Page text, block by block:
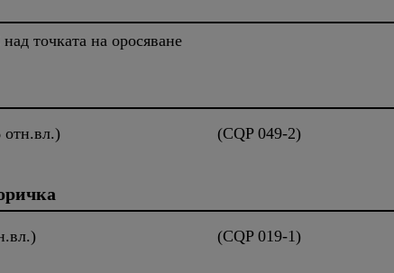
точката на оросяване
отн.вл.) (CQP 049-2)
(CQP 019-1)